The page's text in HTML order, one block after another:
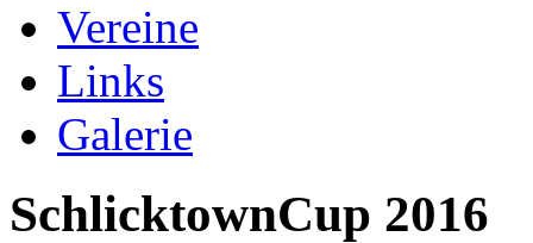
Vereine
Links
Galerie
SchlicktownCup 2016